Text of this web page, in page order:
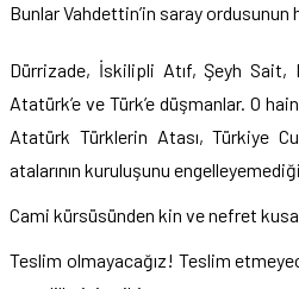
Bunlar Vahdettin’in saray ordusunun
Dürrizade, İskilipli Atıf, Şeyh
Atatürk’e ve Türk’e düşmanlar. O
Atatürk Türklerin Atası, Türkiye
atalarının kuruluşunu
Cami kürsüsünden kin ve nefret
Teslim olmayacağız! Teslim